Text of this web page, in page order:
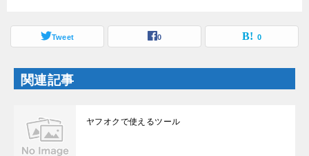
き
す
し
い
ウ
ン
ド
ウ
で
ま
す
)
Tweet 0 0
関連記事
ヤフオクで使えるツール